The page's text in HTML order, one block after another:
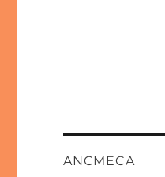
ANCMECA